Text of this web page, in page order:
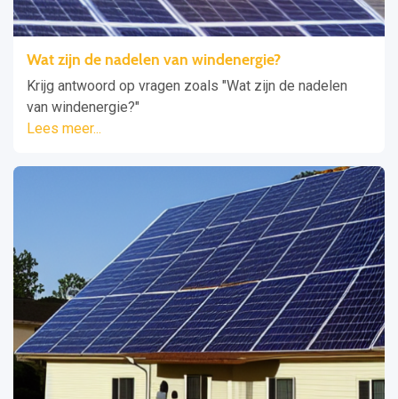
Wat zijn de nadelen van windenergie?
Krijg antwoord op vragen zoals "Wat zijn de nadelen
van windenergie?"
Lees meer...